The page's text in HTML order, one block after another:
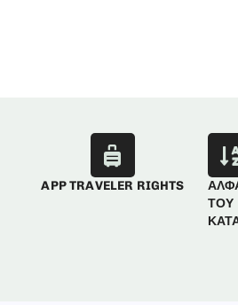
APP TRAVELER RIGHTS
ΤΟΥ